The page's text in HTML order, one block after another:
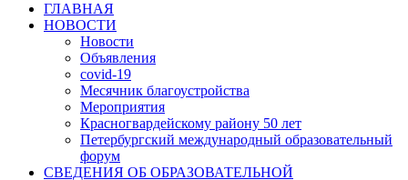
ГЛАВНАЯ
НОВОСТИ
Новости
Объявления
covid-19
Месячник благоустройства
Мероприятия
Красногвардейскому району 50 лет
Петербургский международный образовательный
форум
СВЕДЕНИЯ ОБ ОБРАЗОВАТЕЛЬНОЙ